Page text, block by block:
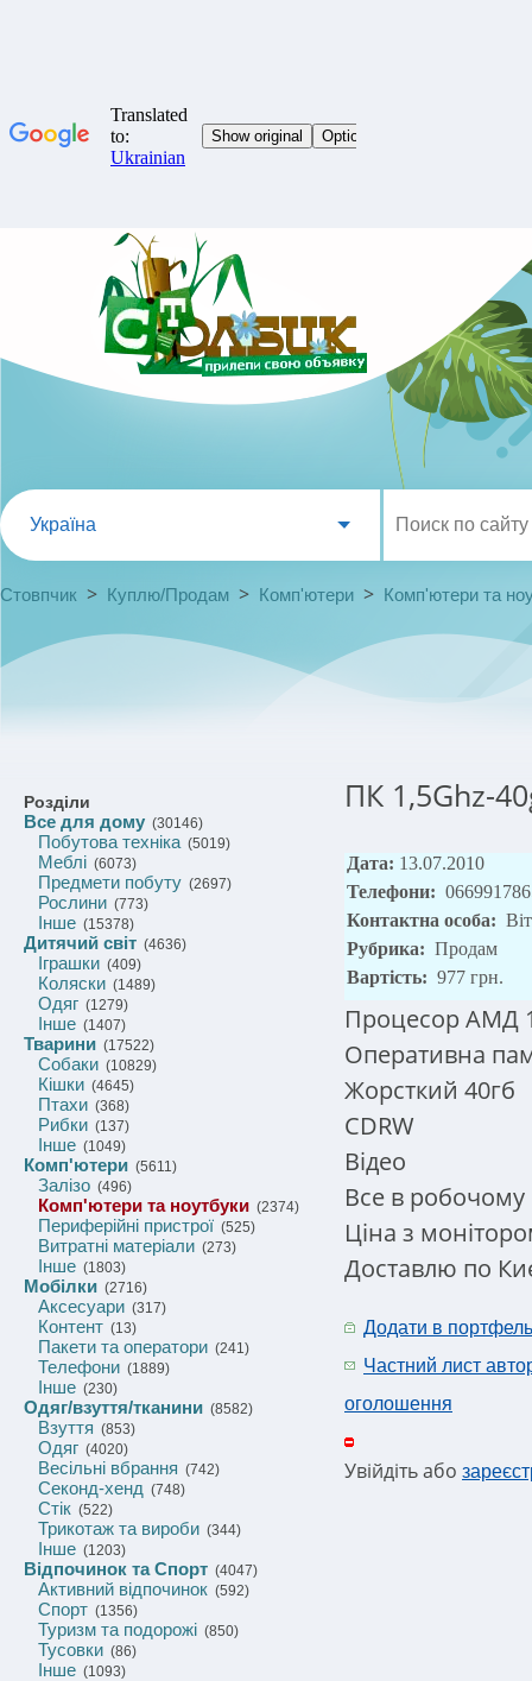
Україна
Стовпчик > Куплю/Продам > Комп'ютери > Комп'ютери та
Розділи
Все для дому (30146)
Побутова техніка(5019)
Меблі (6073)
Предмети побуту (2697)
Рослини (773)
Інше (15378)
Дитячий світ (4636)
Іграшки (409)
Коляски (1489)
Одяг (1279)
Інше (1407)
Тварини (17522)
Собаки (10829)
Кішки (4645)
Птахи (368)
Рибки (137)
Інше (1049)
Комп'ютери (5611)
Залізо (496)
Комп'ютери та ноутбуки (2374)
Периферійні пристрої (525)
Витратні матеріали (273)
Інше (1803)
Мобілки (2716)
Аксесуари (317)
Контент (13)
Пакети та оператори (241)
Телефони (1889)
Інше (230)
Одяг/взуття/тканини (8582)
Взуття (853)
Одяг (4020)
Весільні вбрання (742)
Секонд-хенд (748)
Стік (522)
Трикотаж та вироби (344)
Інше (1203)
Відпочинок та Спорт (4047)
Активний відпочинок (592)
Спорт (1356)
Туризм та подорожі (850)
Тусовки (86)
Інше (1093)
ПК 1,5Ghz-
Дата: 13.07.2010
Телефони:
Контактна особа:
Рубрика: Продам
Вартість: 977 грн.
Процесор АМД
Оперативна
Жорсткий 40гб
CDRW
Відео
Все в робочому
Ціна з
Доставлю по
Додати в портфель
Частний лист
оголошення
Увійдіть або